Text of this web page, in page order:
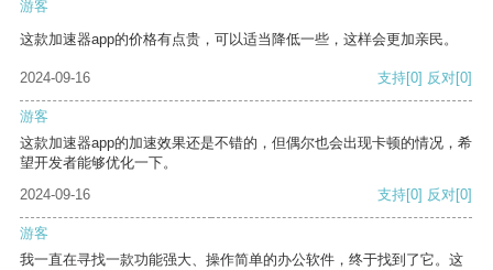
游客
这款加速器app的价格有点贵，可以适当降低一些，这样会更加亲民。
2024-09-16 支持[0] 反对[0]
游客
这款加速器app的加速效果还是不错的，但偶尔也会出现卡顿的情况，希
望开发者能够优化一下。
2024-09-16
支持[0] 反对[0]
游客
我一直在寻找一款功能强大、操作简单的办公软件，终于找到了它。这